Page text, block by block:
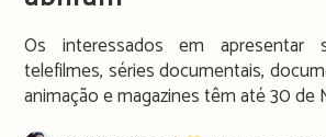
Os interessados em apresentar
telefilmes, séries documentais,
animação e magazines têm até 30 de